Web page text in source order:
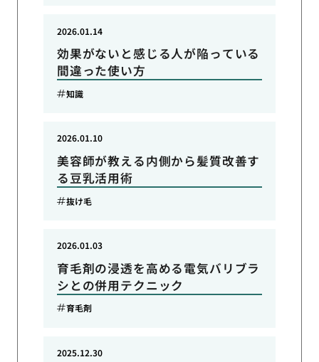
効果がないと感じる人が陥っている
間違った使い方
2026.01.14
知識
美容師が教える内側から髪質改善す
る豆乳活用術
2026.01.10
抜け毛
育毛剤の浸透を高める電気バリブラ
シとの併用テクニック
2026.01.03
育毛剤
2025.12.30